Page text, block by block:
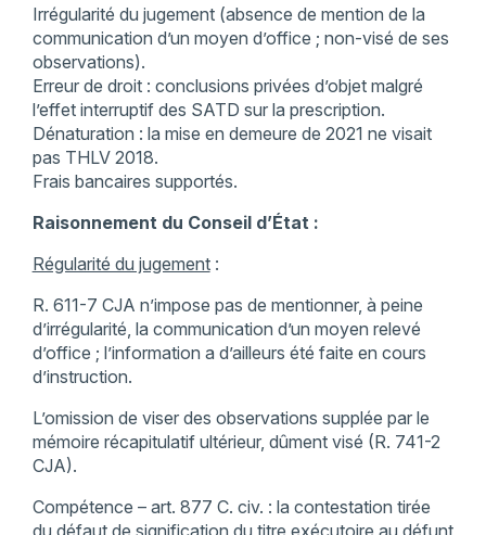
Irrégularité du jugement (absence de mention de la
communication d’un moyen d’office ; non-visé de ses
observations).
Erreur de droit : conclusions privées d’objet malgré
l’effet interruptif des SATD sur la prescription.
Dénaturation : la mise en demeure de 2021 ne visait
pas THLV 2018.
Frais bancaires supportés.
Raisonnement du Conseil d’État :
Régularité du jugement:
R. 611-7 CJA n’impose pas de mentionner, à peine
d’irrégularité, la communication d’un moyen relevé
d’office ; l’information a d’ailleurs été faite en cours
d’instruction.
L’omission de viser des observations supplée par le
mémoire récapitulatif ultérieur, dûment visé (R. 741-2
CJA).
Compétence – art. 877 C. civ. : la contestation tirée